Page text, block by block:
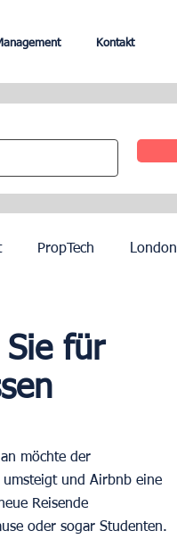
Kontakt
PropTech London
für
möchte der
umsteigt und Airbnb eine
Reisende
oder sogar Studenten.